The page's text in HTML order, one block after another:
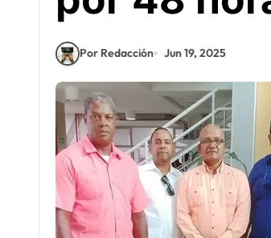
Por Redacción Jun 19, 2025